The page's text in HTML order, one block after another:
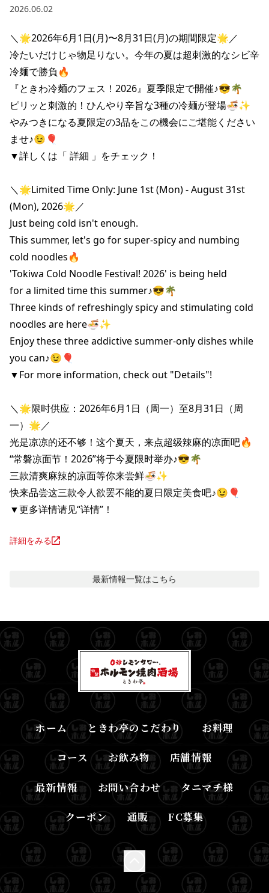
2026.06.02
＼🌟2026年6月1日(月)〜8月31日(月)の期間限定🌟／
冷たいだけじゃ物足りない。今年の夏は超刺激的なシビ辛
冷麺で勝負🔥
『ときわ冷麺のフェス！2026』夏季限定で開催♪😎🌴
ピリッと刺激的！ひんやり辛旨な3種の冷麺が登場🍜✨
やみつきになる夏限定の3品をこの機会にご堪能ください
ませ♪😉🎈
▼詳しくは「 詳細 」をチェック！
＼🌟Limited Time Only: June 1st (Mon) - August 31st
(Mon), 2026🌟／
Just being cold isn't enough.
This summer, let's go for super-spicy and numbing
cold noodles🔥
'Tokiwa Cold Noodle Festival! 2026' is being held
for a limited time this summer♪😎🌴
Three kinds of refreshingly spicy and stimulating cold
noodles are here🍜✨
Enjoy these three addictive summer-only dishes while
you can♪😉🎈
▼For more information, check out "Details"!
＼🌟限时供应：2026年6月1日（周一）至8月31日（周
一）🌟／
光是凉凉的还不够！这个夏天，来点超级辣麻的凉面吧🔥
“常磐凉面节！2026”将于今夏限时举办♪😎🌴
三款清爽麻辣的凉面等你来尝鲜🍜✨
快来品尝这三款令人欲罢不能的夏日限定美食吧♪😉🎈
▼更多详情请见“详情”！
詳細をみる
最新情報一覧はこちら
ホーム ときわ亭のこだわり お料理
コース お飲み物 店舗情報
最新情報 お問い合わせ タニマチ様
クーポン 通販 FC募集